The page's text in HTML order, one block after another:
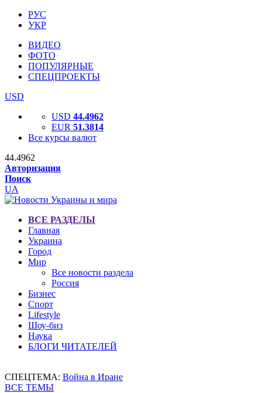
РУС
УКР
ВИДЕО
ФОТО
ПОПУЛЯРНЫЕ
СПЕЦПРОЕКТЫ
USD
USD 44.4962
EUR 51.3814
Все курсы валют
44.4962
Авторизация
Поиск
UA
ВСЕ РАЗДЕЛЫ
Главная
Украина
Город
Мир
Все новости раздела
Россия
Бизнес
Спорт
Lifestyle
Шоу-биз
Наука
БЛОГИ ЧИТАТЕЛЕЙ
СПЕЦТЕМА: Война в Иране
ВСЕ ТЕМЫ